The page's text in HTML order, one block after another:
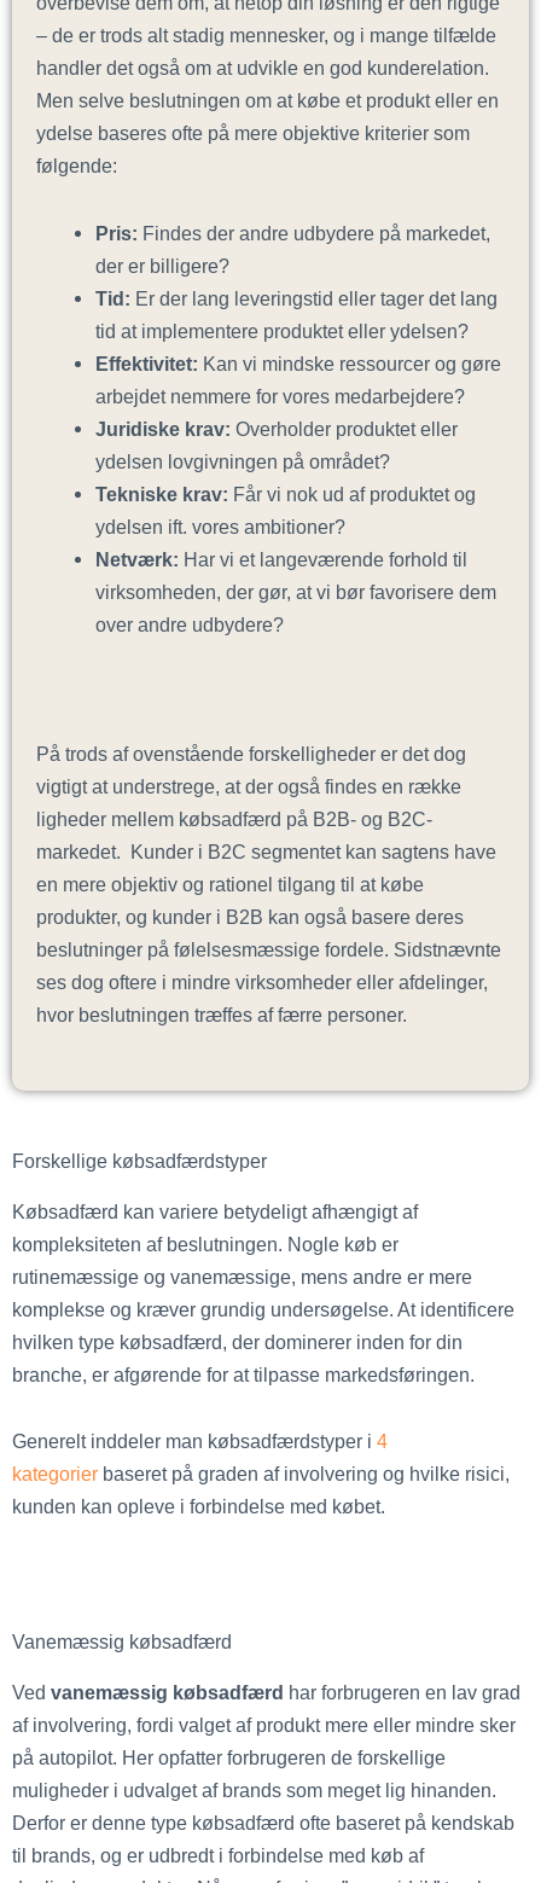
– de er trods alt stadig mennesker, og i mange tilfælde
handler det også om at udvikle en god kunderelation.
Men selve beslutningen om at købe et produkt eller en
ydelse baseres ofte på mere objektive kriterier som
følgende:
Pris: Findes der andre udbydere på markedet,
der er billigere?
Tid: Er der lang leveringstid eller tager det lang
tid at implementere produktet eller ydelsen?
Effektivitet: Kan vi mindske ressourcer og gøre
arbejdet nemmere for vores medarbejdere?
Juridiske krav: Overholder produktet eller
ydelsen lovgivningen på området?
Tekniske krav: Får vi nok ud af produktet og
ydelsen ift. vores ambitioner?
Netværk: Har vi et langeværende forhold til
virksomheden, der gør, at vi bør favorisere dem
over andre udbydere?
På trods af ovenstående forskelligheder er det dog
vigtigt at understrege, at der også findes en række
ligheder mellem købsadfærd på B2B- og B2C-
markedet. Kunder i B2C segmentet kan sagtens have
en mere objektiv og rationel tilgang til at købe
produkter, og kunder i B2B kan også basere deres
beslutninger på følelsesmæssige fordele. Sidstnævnte
ses dog oftere i mindre virksomheder eller afdelinger,
hvor beslutningen træffes af færre personer.
Forskellige købsadfærdstyper
Købsadfærd kan variere betydeligt afhængigt af
kompleksiteten af beslutningen. Nogle køb er
rutinemæssige og vanemæssige, mens andre er mere
komplekse og kræver grundig undersøgelse. At identificere
hvilken type købsadfærd, der dominerer inden for din
branche, er afgørende for at tilpasse markedsføringen.
Generelt inddeler man købsadfærdstyper i 4
kategorier baseret på graden af involvering og hvilke risici,
kunden kan opleve i forbindelse med købet.
Vanemæssig købsadfærd
Ved vanemæssig købsadfærd har forbrugeren en lav grad
af involvering, fordi valget af produkt mere eller mindre sker
på autopilot. Her opfatter forbrugeren de forskellige
muligheder i udvalget af brands som meget lig hinanden.
Derfor er denne type købsadfærd ofte baseret på kendskab
til brands, og er udbredt i forbindelse med køb af